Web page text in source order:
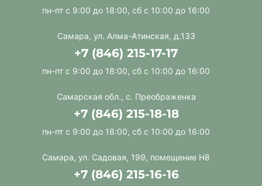
пн-пт с 9:00 до 18:00, сб с 10:00 до 16:00
Самара, ул. Алма-Атинская, д.133
+7 (846) 215-17-17
пн-пт с 9:00 до 18:00, сб с 10:00 до 16:00
Самарская обл., с. Преображенка
+7 (846) 215-18-18
пн-пт с 9:00 до 18:00, сб с 10:00 до 16:00
Самара, ул. Садовая, 199, помещение Н8
+7 (846) 215-16-16